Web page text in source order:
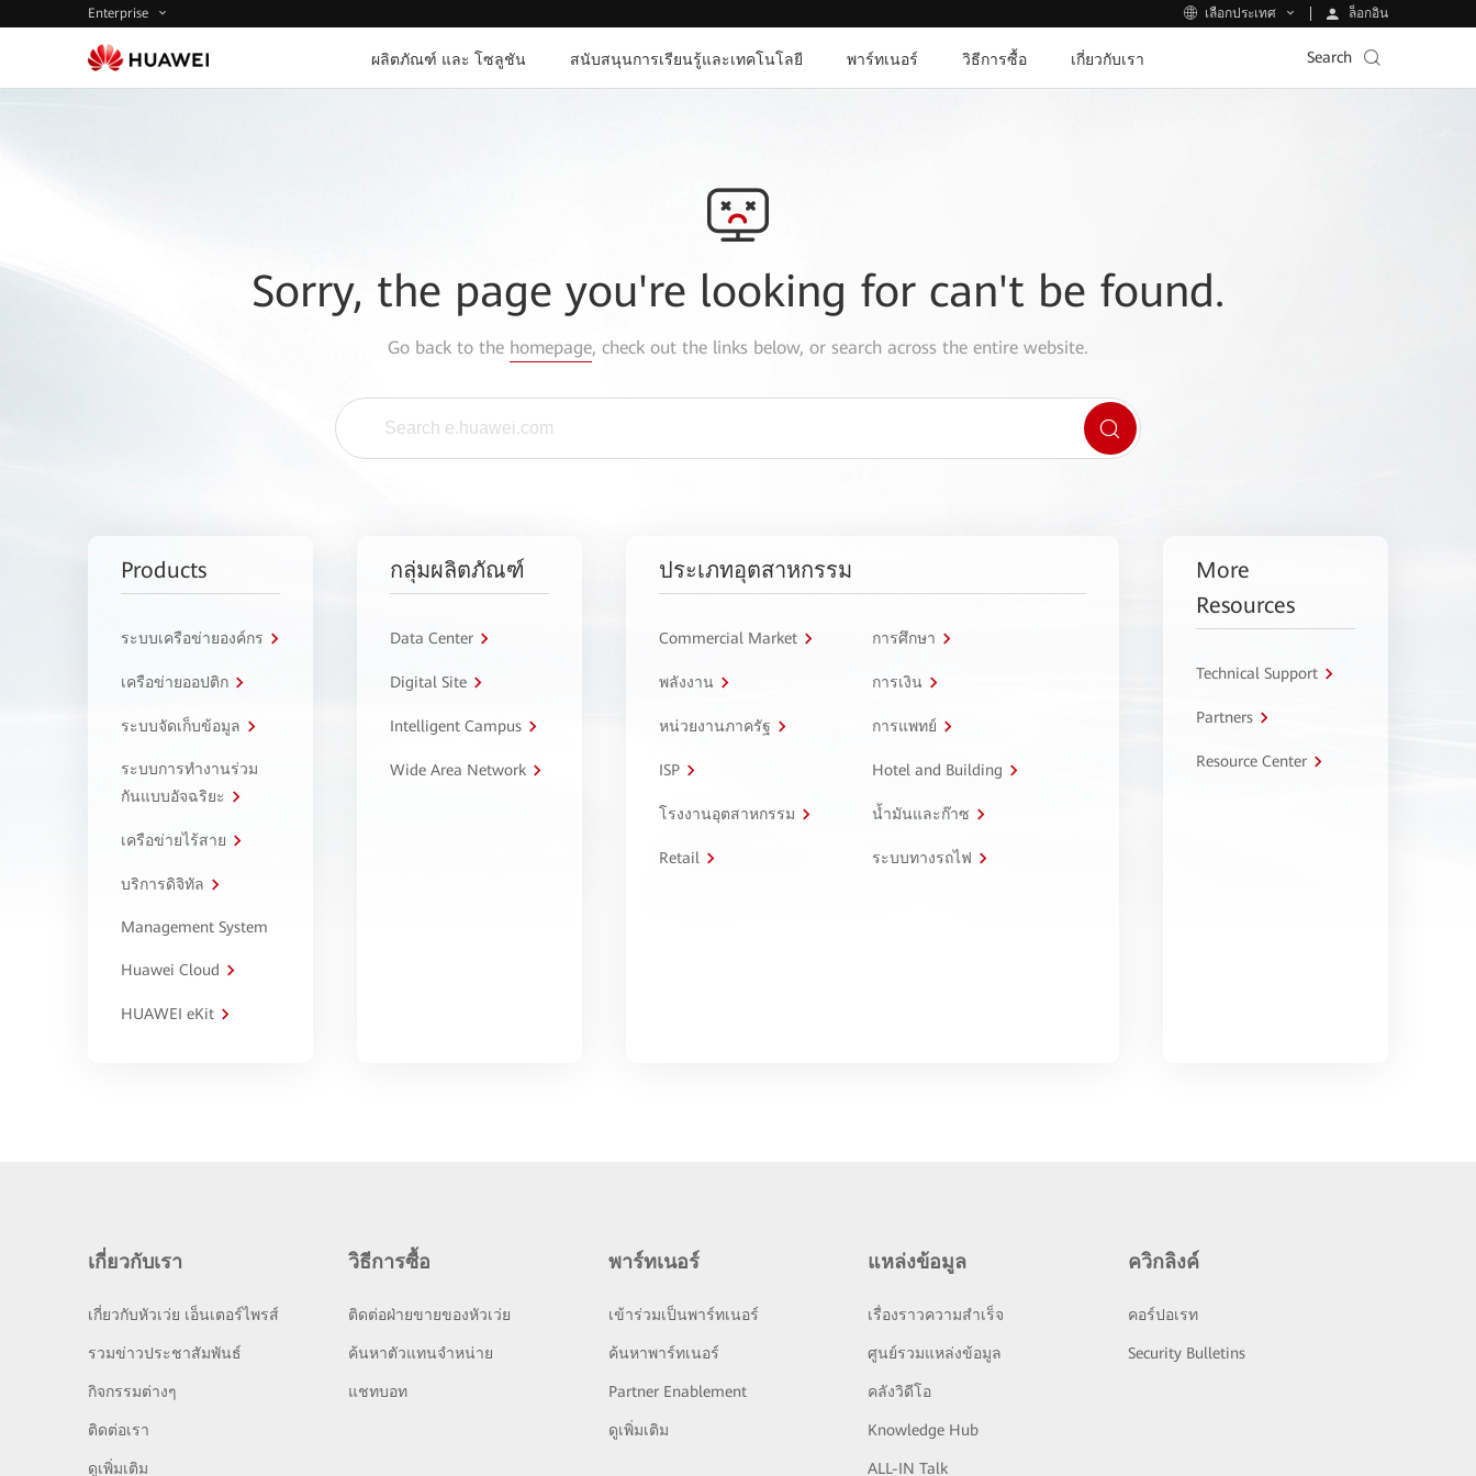
Enterprise เลือกประเทศ ล็อกอิน
ผลิตภัณฑ์ และ โซลูชัน สนับสนุนการเรียนรู้และเทคโนโลยี พาร์ทเนอร์ วิธีการซื้อ เกี่ยวกับเรา Search
Sorry, the page you're looking for can't be found.
Go back to the homepage, check out the links below, or search across the entire website.
Products
ระบบเครือข่ายองค์กร
เครือข่ายออปติก
ระบบจัดเก็บข้อมูล
ระบบการทำงานร่วม
กันแบบอัจฉริยะ
เครือข่ายไร้สาย
บริการดิจิทัล
Management System
Huawei Cloud
HUAWEI eKit
กลุ่มผลิตภัณฑ์
Data Center
Digital Site
Intelligent Campus
Wide Area Network
ประเภทอุตสาหกรรม
Commercial Market การศึกษา
พลังงาน การเงิน
หน่วยงานภาครัฐ การแพทย์
ISP Hotel and Building
โรงงานอุตสาหกรรม น้ำมันและก๊าซ
Retail ระบบทางรถไฟ
More
Resources
Technical Support
Partners
Resource Center
เกี่ยวกับเรา
เกี่ยวกับหัวเว่ย เอ็นเตอร์ไพรส์
รวมข่าวประชาสัมพันธ์
กิจกรรมต่างๆ
ติดต่อเรา
ดูเพิ่มเติม
วิธีการซื้อ
ติดต่อฝ่ายขายของหัวเว่ย
ค้นหาตัวแทนจำหน่าย
แชทบอท
พาร์ทเนอร์
เข้าร่วมเป็นพาร์ทเนอร์
ค้นหาพาร์ทเนอร์
Partner Enablement
ดูเพิ่มเติม
แหล่งข้อมูล
เรื่องราวความสำเร็จ
ศูนย์รวมแหล่งข้อมูล
คลังวิดีโอ
Knowledge Hub
ALL-IN Talk
ควิกลิงค์
คอร์ปอเรท
Security Bulletins